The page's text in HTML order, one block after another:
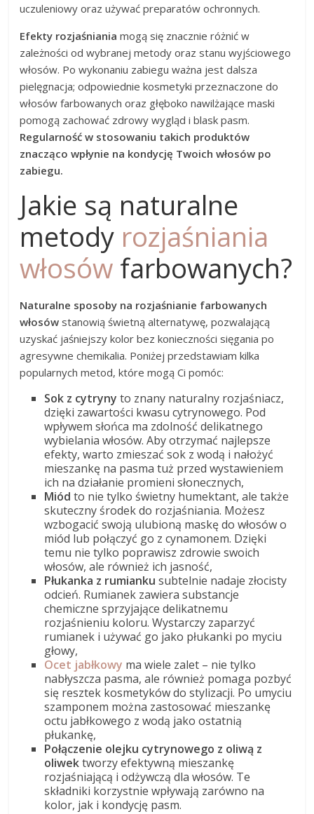
uczuleniowy oraz używać preparatów ochronnych.
Efekty rozjaśniania mogą się znacznie różnić w
zależności od wybranej metody oraz stanu wyjściowego
włosów. Po wykonaniu zabiegu ważna jest dalsza
pielęgnacja; odpowiednie kosmetyki przeznaczone do
włosów farbowanych oraz głęboko nawilżające maski
pomogą zachować zdrowy wygląd i blask pasm.
Regularność w stosowaniu takich produktów
znacząco wpłynie na kondycję Twoich włosów po
zabiegu.
Jakie są naturalne
metody rozjaśniania
włosów farbowanych?
Naturalne sposoby na rozjaśnianie farbowanych
włosów stanowią świetną alternatywę, pozwalającą
uzyskać jaśniejszy kolor bez konieczności sięgania po
agresywne chemikalia. Poniżej przedstawiam kilka
popularnych metod, które mogą Ci pomóc:
Sok z cytryny to znany naturalny rozjaśniacz,
dzięki zawartości kwasu cytrynowego. Pod
wpływem słońca ma zdolność delikatnego
wybielania włosów. Aby otrzymać najlepsze
efekty, warto zmieszać sok z wodą i nałożyć
mieszankę na pasma tuż przed wystawieniem
ich na działanie promieni słonecznych,
Miód to nie tylko świetny humektant, ale także
skuteczny środek do rozjaśniania. Możesz
wzbogacić swoją ulubioną maskę do włosów o
miód lub połączyć go z cynamonem. Dzięki
temu nie tylko poprawisz zdrowie swoich
włosów, ale również ich jasność,
Płukanka z rumianku subtelnie nadaje złocisty
odcień. Rumianek zawiera substancje
chemiczne sprzyjające delikatnemu
rozjaśnieniu koloru. Wystarczy zaparzyć
rumianek i używać go jako płukanki po myciu
głowy,
Ocet jabłkowy ma wiele zalet – nie tylko
nabłyszcza pasma, ale również pomaga pozbyć
się resztek kosmetyków do stylizacji. Po umyciu
szamponem można zastosować mieszankę
octu jabłkowego z wodą jako ostatnią
płukankę,
Połączenie olejku cytrynowego z oliwą z
oliwektworzy efektywną mieszankę
rozjaśniającą i odżywczą dla włosów. Te
składniki korzystnie wpływają zarówno na
kolor, jak i kondycję pasm.